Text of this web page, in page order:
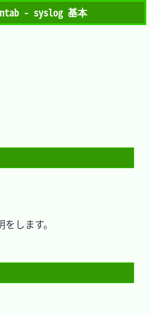
- syslog 基本
します。